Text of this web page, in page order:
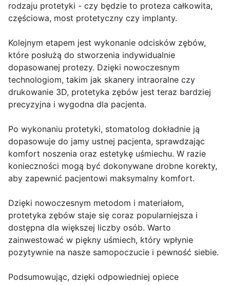
rodzaju protetyki - czy będzie to proteza całkowita,
częściowa, most protetyczny czy implanty.
Kolejnym etapem jest wykonanie odcisków zębów,
które posłużą do stworzenia indywidualnie
dopasowanej protezy. Dzięki nowoczesnym
technologiom, takim jak skanery intraoralne czy
drukowanie 3D, protetyka zębów jest teraz bardziej
precyzyjna i wygodna dla pacjenta.
Po wykonaniu protetyki, stomatolog dokładnie ją
dopasowuje do jamy ustnej pacjenta, sprawdzając
komfort noszenia oraz estetykę uśmiechu. W razie
konieczności mogą być dokonywane drobne korekty,
aby zapewnić pacjentowi maksymalny komfort.
Dzięki nowoczesnym metodom i materiałom,
protetyka zębów staje się coraz popularniejsza i
dostępna dla większej liczby osób. Warto
zainwestować w piękny uśmiech, który wpłynie
pozytywnie na nasze samopoczucie i pewność siebie.
Podsumowując, dzięki odpowiedniej opiece